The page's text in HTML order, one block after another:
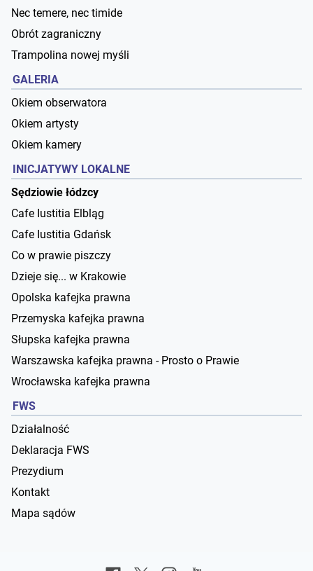
Nec temere, nec timide
Obrót zagraniczny
Trampolina nowej myśli
GALERIA
Okiem obserwatora
Okiem artysty
Okiem kamery
INICJATYWY LOKALNE
Sędziowie łódzcy
Cafe Iustitia Elbląg
Cafe Iustitia Gdańsk
Co w prawie piszczy
Dzieje się... w Krakowie
Opolska kafejka prawna
Przemyska kafejka prawna
Słupska kafejka prawna
Warszawska kafejka prawna - Prosto o Prawie
Wrocławska kafejka prawna
FWS
Działalność
Deklaracja FWS
Prezydium
Kontakt
Mapa sądów